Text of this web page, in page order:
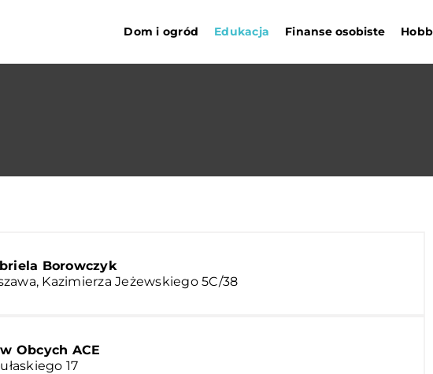
Dom i ogród Edukacja Finanse osobiste
Borowczyk
Kazimierza Jeżewskiego 5C/38
Obcych ACE
17